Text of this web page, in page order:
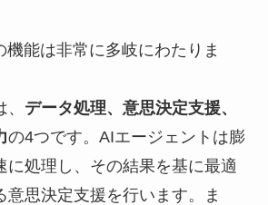
能は非常に多岐にわたりま
データ処理、意思決定支援、
の4つです。AIエージェントは膨
に処理し、その結果を基に最適
意思決定支援を行います。ま